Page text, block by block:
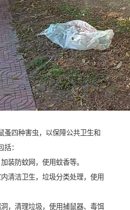
蚤四种害虫，以保障公共卫生和
：
装防蚊网，使用蚊香等。
清洁卫生，垃圾分类处理，使用
，清理垃圾，使用捕鼠器、毒饵